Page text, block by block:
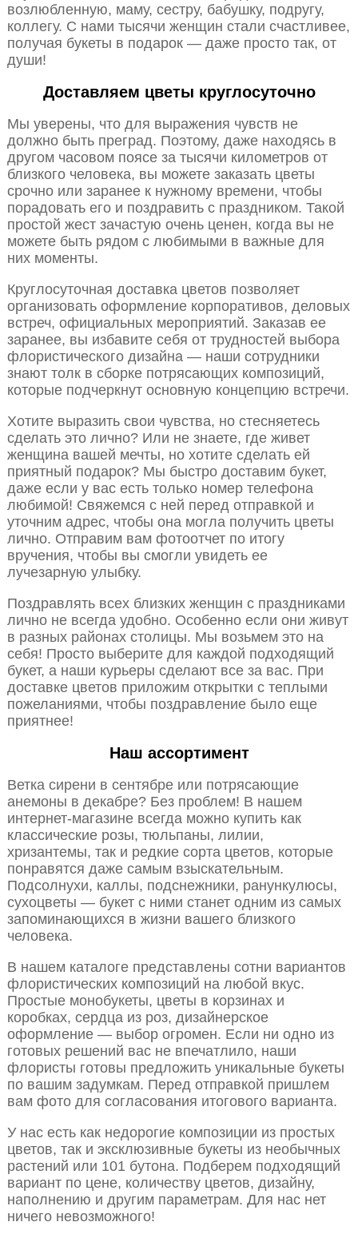
возлюбленную, маму, сестру, бабушку, подругу,
коллегу. С нами тысячи женщин стали счастливее,
получая букеты в подарок — даже просто так, от
души!
Доставляем цветы круглосуточно
Мы уверены, что для выражения чувств не
должно быть преград. Поэтому, даже находясь в
другом часовом поясе за тысячи километров от
близкого человека, вы можете заказать цветы
срочно или заранее к нужному времени, чтобы
порадовать его и поздравить с праздником. Такой
простой жест зачастую очень ценен, когда вы не
можете быть рядом с любимыми в важные для
них моменты.
Круглосуточная доставка цветов позволяет
организовать оформление корпоративов, деловых
встреч, официальных мероприятий. Заказав ее
заранее, вы избавите себя от трудностей выбора
флористического дизайна — наши сотрудники
знают толк в сборке потрясающих композиций,
которые подчеркнут основную концепцию встречи.
Хотите выразить свои чувства, но стесняетесь
сделать это лично? Или не знаете, где живет
женщина вашей мечты, но хотите сделать ей
приятный подарок? Мы быстро доставим букет,
даже если у вас есть только номер телефона
любимой! Свяжемся с ней перед отправкой и
уточним адрес, чтобы она могла получить цветы
лично. Отправим вам фотоотчет по итогу
вручения, чтобы вы смогли увидеть ее
лучезарную улыбку.
Поздравлять всех близких женщин с праздниками
лично не всегда удобно. Особенно если они живут
в разных районах столицы. Мы возьмем это на
себя! Просто выберите для каждой подходящий
букет, а наши курьеры сделают все за вас. При
доставке цветов приложим открытки с теплыми
пожеланиями, чтобы поздравление было еще
приятнее!
Наш ассортимент
Ветка сирени в сентябре или потрясающие
анемоны в декабре? Без проблем! В нашем
интернет-магазине всегда можно купить как
классические розы, тюльпаны, лилии,
хризантемы, так и редкие сорта цветов, которые
понравятся даже самым взыскательным.
Подсолнухи, каллы, подснежники, ранункулюсы,
сухоцветы — букет с ними станет одним из самых
запоминающихся в жизни вашего близкого
человека.
В нашем каталоге представлены сотни вариантов
флористических композиций на любой вкус.
Простые монобукеты, цветы в корзинах и
коробках, сердца из роз, дизайнерское
оформление — выбор огромен. Если ни одно из
готовых решений вас не впечатлило, наши
флористы готовы предложить уникальные букеты
по вашим задумкам. Перед отправкой пришлем
вам фото для согласования итогового варианта.
У нас есть как недорогие композиции из простых
цветов, так и эксклюзивные букеты из необычных
растений или 101 бутона. Подберем подходящий
вариант по цене, количеству цветов, дизайну,
наполнению и другим параметрам. Для нас нет
ничего невозможного!